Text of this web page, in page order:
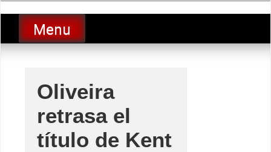
to
contentLucio Lopez GP
luciolopezgp
Menu
Oliveira
retrasa el
título de Kent